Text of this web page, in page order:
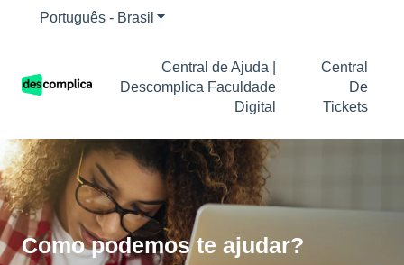
Português - Brasil Mostrar submenu para traduções
Central de Ajuda |
Descomplica Faculdade
Digital
Central
De
Tickets
Como podemos te ajudar?